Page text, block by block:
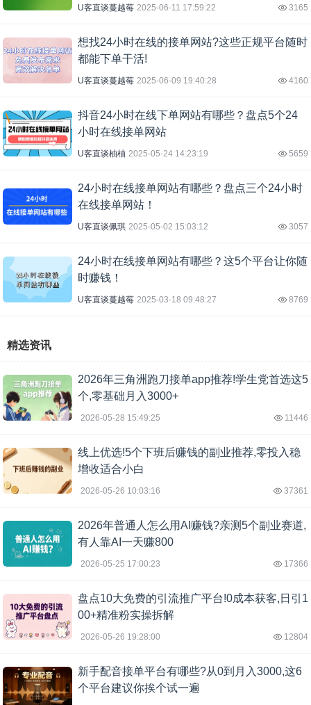
U客直谈蔓越莓 2025-06-11 17:59:22 3165
想找24小时在线的接单网站?这些正规平台随时
都能下单干活!
U客直谈蔓越莓 2025-06-09 19:40:28 4160
抖音24小时在线下单网站有哪些？盘点5个24
小时在线接单网站
U客直谈柚柚 2025-05-24 14:23:19 5659
24小时在线接单网站有哪些？盘点三个24小时
在线接单网站！
U客直谈佩琪 2025-05-02 15:03:12 3057
24小时在线接单网站有哪些？这5个平台让你随
时赚钱！
U客直谈蔓越莓 2025-03-18 09:48:27 8769
精选资讯
2026年三角洲跑刀接单app推荐!学生党首选这5
个,零基础月入3000+
2026-05-28 15:49:25 11446
线上优选!5个下班后赚钱的副业推荐,零投入稳
增收适合小白
2026-05-26 10:03:16 37361
2026年普通人怎么用AI赚钱?亲测5个副业赛道,
有人靠AI一天赚800
2026-05-25 17:00:23 17366
盘点10大免费的引流推广平台!0成本获客,日引1
00+精准粉实操拆解
2026-05-26 19:28:00 12804
新手配音接单平台有哪些?从0到月入3000,这6
个平台建议你挨个试一遍